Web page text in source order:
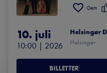
Gem
10. juli
10:00 | 2026
Helsingør
Helsingør
BILLETTER